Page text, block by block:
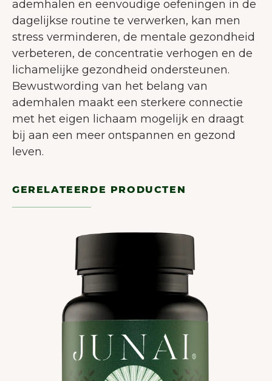
ademhalen en eenvoudige oefeningen in de
dagelijkse routine te verwerken, kan men
stress verminderen, de mentale gezondheid
verbeteren, de concentratie verhogen en de
lichamelijke gezondheid ondersteunen.
Bewustwording van het belang van
ademhalen maakt een sterkere connectie
met het eigen lichaam mogelijk en draagt
bij aan een meer ontspannen en gezond
leven.
GERELATEERDE PRODUCTEN